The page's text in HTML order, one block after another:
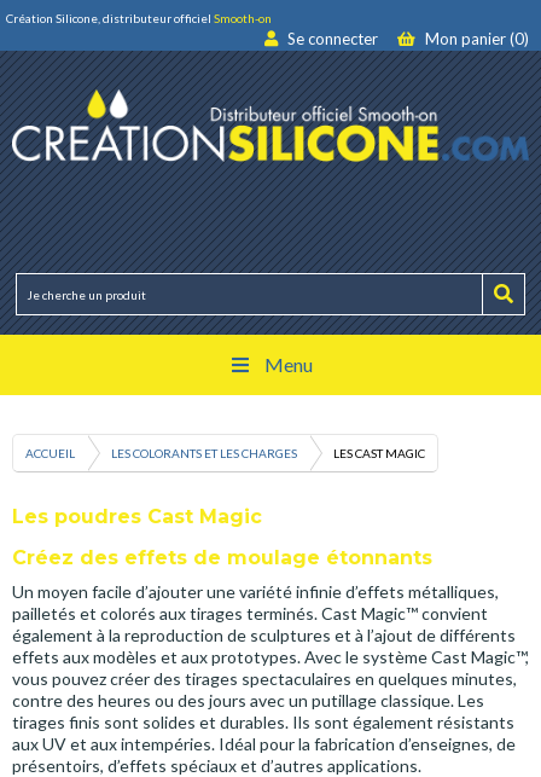
Création Silicone, distributeur officiel Smooth-on
Se connecter Mon panier (0)
Menu
ACCUEIL LES COLORANTS ET LES CHARGES LES CAST MAGIC
Les poudres Cast Magic
Créez des effets de moulage étonnants
Un moyen facile d’ajouter une variété infinie d’effets métalliques,
pailletés et colorés aux tirages terminés. Cast Magic™ convient
également à la reproduction de sculptures et à l’ajout de différents
effets aux modèles et aux prototypes. Avec le système Cast Magic™,
vous pouvez créer des tirages spectaculaires en quelques minutes,
contre des heures ou des jours avec un putillage classique. Les
tirages finis sont solides et durables. Ils sont également résistants
aux UV et aux intempéries. Idéal pour la fabrication d’enseignes, de
présentoirs, d’effets spéciaux et d’autres applications.